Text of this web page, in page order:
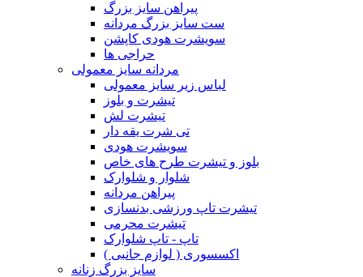
پیراهن سایز بزرگ
ست سایز بزرگ مردانه
سویشرت هودی کاپشن
حراجی ها
مردانه سایز معمولی
لباس زیر سایز معمولی
تیشرت و بلوز
تیشرت لش
تی شرت یقه دار
سویشرت هودی
بلوز و تیشرت طرح های خاص
شلوار و شلوارک
پیراهن مردانه
تیشرت تاپ ورزشی بدنسازی
تیشرت محرمی
تاپ - تاپ شلوارک
اکسسوری ( لوازم جانبی )
سایز بزرگ زنانه